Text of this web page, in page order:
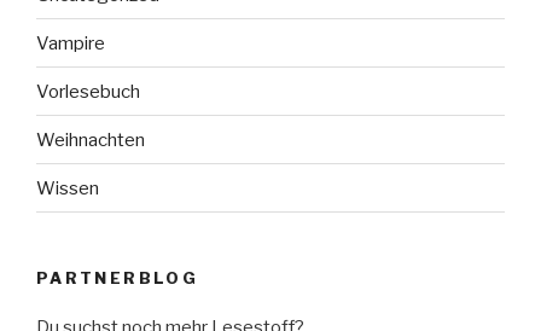
Vampire
Vorlesebuch
Weihnachten
Wissen
PARTNERBLOG